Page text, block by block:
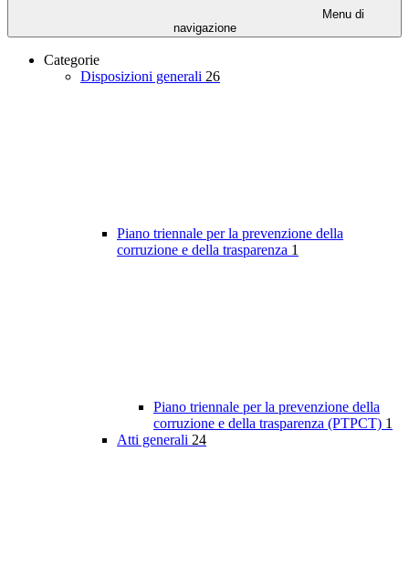
Menu di
navigazione
Categorie
Disposizioni generali 26
Piano triennale per la prevenzione della
corruzione e della trasparenza 1
Piano triennale per la prevenzione della
corruzione e della trasparenza (PTPCT) 1
Atti generali 24